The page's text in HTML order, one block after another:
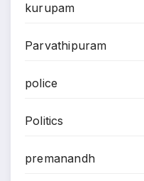
kurupam
Parvathipuram
police
Politics
premanandh